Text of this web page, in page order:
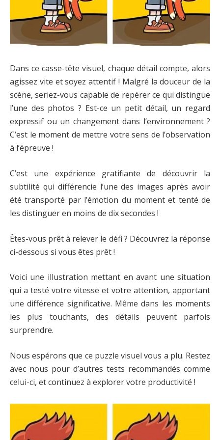
Dans ce casse-tête visuel, chaque détail compte, alors
agissez vite et soyez attentif ! Malgré la douceur de la
scène, seriez-vous capable de repérer ce qui distingue
l’une des photos ? Est-ce un petit détail, un regard
expressif ou un changement dans l’environnement ?
C’est le moment de mettre votre sens de l’observation
à l’épreuve !
C’est une expérience gratifiante de découvrir la
subtilité qui différencie l’une des images après avoir
été transporté par l’émotion du moment et tenté de
les distinguer en moins de dix secondes !
Êtes-vous prêt à relever le défi ? Découvrez la réponse
ci-dessous si vous êtes prêt !
Voici une illustration mettant en avant une situation
qui a testé votre vitesse et votre attention, apportant
une différence significative. Même dans les moments
les plus touchants, des détails peuvent parfois
surprendre.
Nous espérons que ce puzzle visuel vous a plu. Restez
avec nous pour d’autres tests recommandés comme
celui-ci, et continuez à explorer votre productivité !